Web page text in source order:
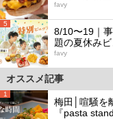
favy
5
8/10〜19｜
題の夏休み
favy
オススメ記事
1
梅田│喧騒を
『pasta